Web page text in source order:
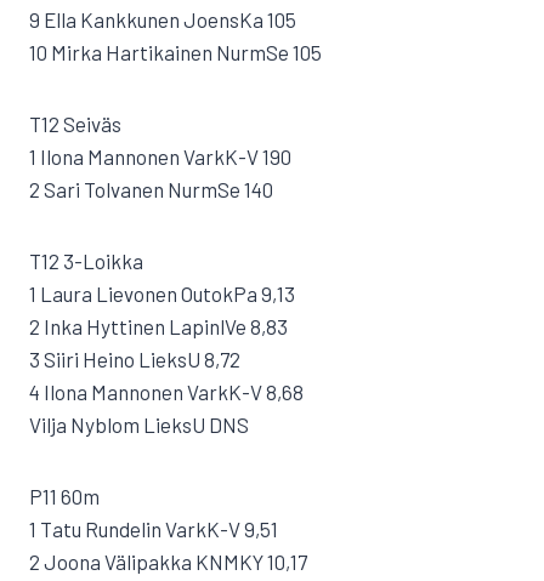
9 Ella Kankkunen JoensKa 105
10 Mirka Hartikainen NurmSe 105
T12 Seiväs
1 Ilona Mannonen VarkK-V 190
2 Sari Tolvanen NurmSe 140
T12 3-Loikka
1 Laura Lievonen OutokPa 9,13
2 Inka Hyttinen LapinlVe 8,83
3 Siiri Heino LieksU 8,72
4 Ilona Mannonen VarkK-V 8,68
Vilja Nyblom LieksU DNS
P11 60m
1 Tatu Rundelin VarkK-V 9,51
2 Joona Välipakka KNMKY 10,17